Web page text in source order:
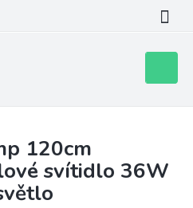
košík
120cm
svítidlo 36W